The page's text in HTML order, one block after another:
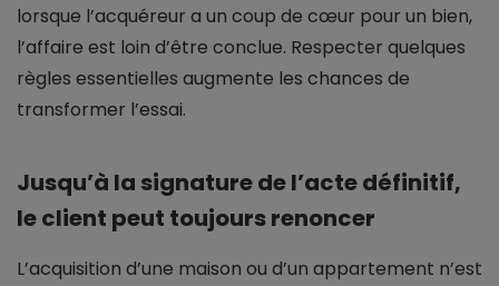
lorsque l’acquéreur a un coup de cœur pour un bien,
l’affaire est loin d’être conclue. Respecter quelques
règles essentielles augmente les chances de
transformer l’essai.
Jusqu’à la signature de l’acte définitif,
le client peut toujours renoncer
L’acquisition d’une maison ou d’un appartement n’est